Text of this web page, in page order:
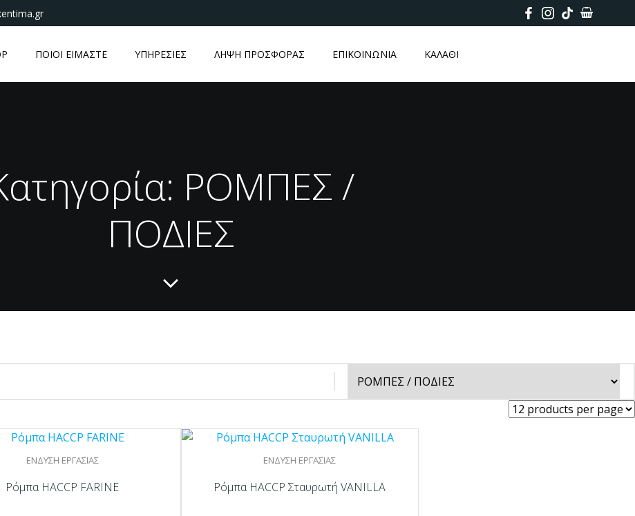
ΠΟΙΟΙ ΕΙΜΑΣΤΕ ΥΠΗΡΕΣΙΕΣ ΛΗΨΗ ΠΡΟΣΦΟΡΑΣ ΕΠΙΚΟΙΝΩΝΙΑ ΚΑΛΑΘΙ
ΡΟΜΠΕΣ /
ΠΟΔΙΕΣ
ΕΝΔΥΣΗ ΕΡΓΑΣΙΑΣ
Ρόμπα HACCP FARINE
ΕΝΔΥΣΗ ΕΡΓΑΣΙΑΣ
Ρόμπα HACCP Σταυρωτή VANILLA